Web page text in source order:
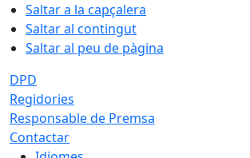
Saltar a la capçalera
Saltar al contingut
Saltar al peu de pàgina
DPD
Regidories
Responsable de Premsa
Contactar